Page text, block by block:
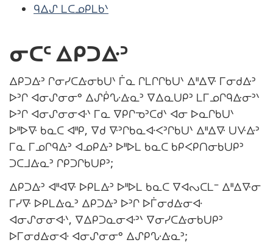
ᑫᐃᔑ ᒪᑕᓄᑭᒪᑲᐠ
ᓂᑕᒼ ᐃᑭᑐᐏᐣ
ᐃᑭᑐᐏᐣ ᒋᓂᓯᑕᐏᓂᑲᑌᐠ ᒦᓇ ᒋᒪᒋᒋᑲᑌᐠ ᐃᐦᐃᐍ ᒥᓂᑯᐏᐣ
ᐅᐣᒋ ᐊᓂᔑᓂᓂᐤ ᐃᔑᑮᔘᐏᓇᐣ ᐁᐃᓇᑌᑭᐣ ᒪᒥᓄᒋᑫᐏᓂᐣᐠ
ᐅᐣᒋ ᐊᓂᔑᓂᓂᐘᐠ ᒥᓇ ᐁᑭᒋᓀᐣᑕᑯᐠ ᐊᓂ ᐅᓇᒋᑲᑌᐠ
ᐅᐦᐅᐍ ᑲᓇᑕ ᐊᐦᑭ, ᐁᑯ ᐍᐣᒋᑲᓇᐘᐸᐣᒋᑲᑌᐠ ᐃᐦᐃᐍ ᑌᐻᐏᐣ
ᒥᓇ ᒥᓄᒋᑫᐏᐣ ᐊᓄᑭᐏᐣ ᐅᐦᐅᒪ ᑲᓇᑕ ᑲᑭᐸᑭᑎᓂᑲᑌᑭᐣ
ᑐᑕᒧᐏᓇᐣ ᒋᑭᑐᒋᑲᑌᑭᐣ;
ᐃᑭᑐᐏᐣ ᐊᐦᐊᐍ ᐅᑭᒪᐏᐣ ᐅᐦᐅᒪ ᑲᓇᑕ ᐁᐊᔓᑕᒪᐨ ᐃᐦᐃᐍᓂ
ᒥᓯᐍ ᐅᑭᒪᐏᓇᐣ ᐃᑭᑐᐏᐣ ᐅᐣᒋ ᐅᒦᓂᑯᐏᓂᐘ
ᐊᓂᔑᓂᓂᐘᐠ, ᐁᐃᑭᑐᓇᓂᐘᐣᐠ ᐁᓂᓯᑕᐏᓂᑲᑌᑭᐣ
ᐅᒥᓂᑯᐏᓂᐘ ᐊᓂᔑᓂᓂᐤ ᐃᔑᑭᔘᐏᓇᐣ;